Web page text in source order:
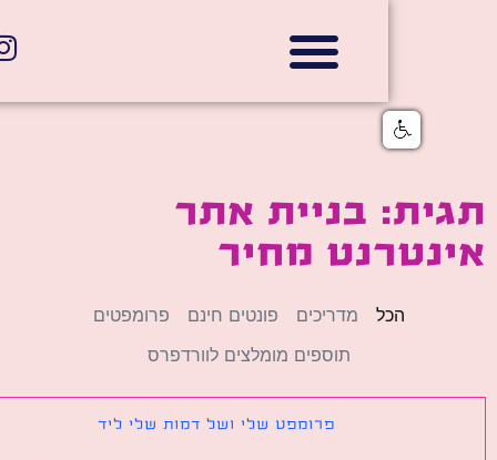
בניית אתר
מחיר
מדריכים פונטים חינם
פרומפטים
תוספים מומלצים לוורדפרס
פרומפט שלי ושל דמות שלי ליד